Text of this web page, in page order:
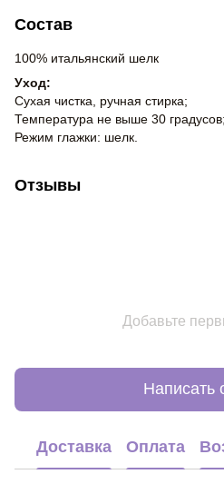
Состав
100% итальянский шелк
Уход:
Сухая чистка, ручная стирка;
Температура не выше 30 градусов;
Режим глажки: шелк.
Отзывы
Добавьте
Написать
Доставка Оплата